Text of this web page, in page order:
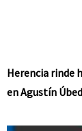
Herencia rinde
en Agustín